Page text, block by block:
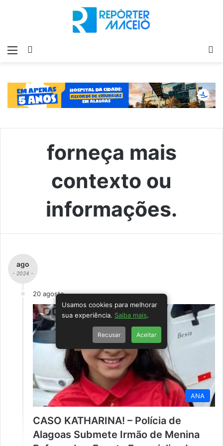
Menu
forneça mais
contexto ou
informações.
ago
- 2024 -
20 agosto
ANA
CASO KATHARINA! – Polícia de
Alagoas Submete Irmão de Menina
Usamos cookies para melhorar
sua experiência. Saiba mais.
Recusar Aceitar